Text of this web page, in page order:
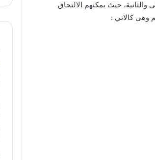
حيث يمكنهم الالتحاق
وهى كالاتي :